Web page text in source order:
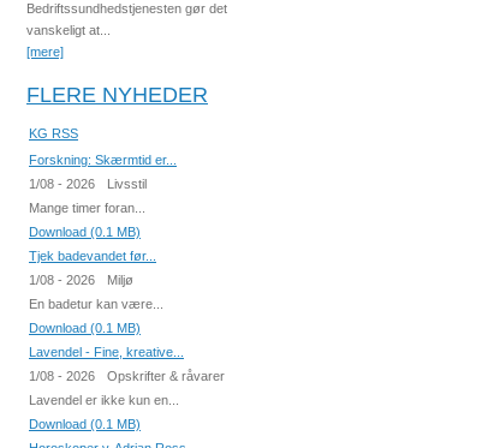
Bedriftssundhedstjenesten gør det
vanskeligt at...
[mere]
FLERE NYHEDER
KG RSS
Forskning: Skærmtid er...
1/08 - 2026
Livsstil
Mange timer foran...
Download (0.1 MB)
Tjek badevandet før...
1/08 - 2026
Miljø
En badetur kan være...
Download (0.1 MB)
Lavendel - Fine, kreative...
1/08 - 2026
Opskrifter & råvarer
Lavendel er ikke kun en...
Download (0.1 MB)